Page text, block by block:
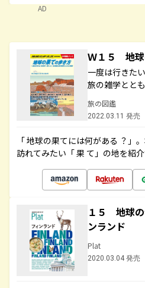
AD
Ｗ１５ 地
一度は行きた
旅の雑学とと
旅の図鑑
2022.03.11 発売
「 地球の果てには何がある ？」
訪れてみたい「 果 て」の地を紹介
１５ 地球
ンランド
Plat
2020.03.04 発売